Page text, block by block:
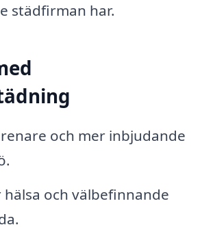
städfirman har.
och mer inbjudande
och välbefinnande